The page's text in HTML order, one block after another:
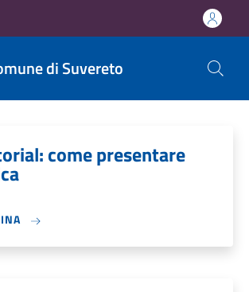
di Suvereto
come presentare